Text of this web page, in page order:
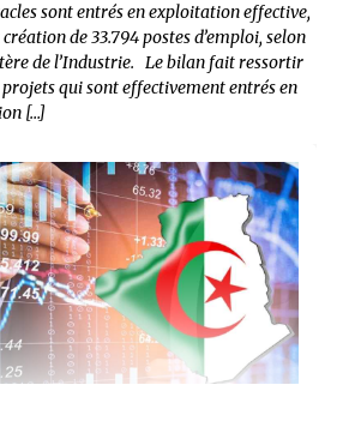
sont entrés en exploitation effective,
de 33.794 postes d’emploi, selon
de l’Industrie. Le bilan fait ressortir
qui sont effectivement entrés en
[…]